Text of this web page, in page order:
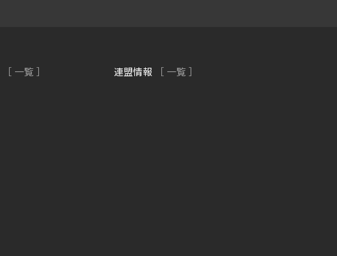
［ 一覧 ］ 連盟情報 ［ 一覧 ］